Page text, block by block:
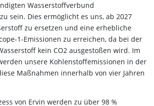
Wasserstoffverbund
sein. Dies ermöglicht es uns, ab 2027
zu ersetzen und eine erhebliche
1-Emissionen zu erreichen, da bei der
kein CO2 ausgestoßen wird. Im
unsere Kohlenstoffemissionen in der
Maßnahmen innerhalb von vier Jahren
von Ervin werden zu über 98 %